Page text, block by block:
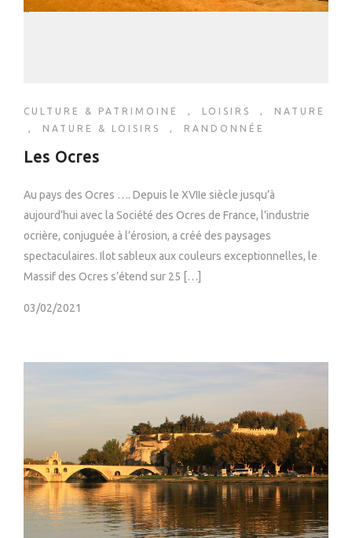
CULTURE & PATRIMOINE , LOISIRS , NATURE
, NATURE & LOISIRS , RANDONNÉE
Les Ocres
Au pays des Ocres …. Depuis le XVIIe siècle jusqu’à
aujourd’hui avec la Société des Ocres de France, l’industrie
ocrière, conjuguée à l’érosion, a créé des paysages
spectaculaires. Ilot sableux aux couleurs exceptionnelles, le
Massif des Ocres s’étend sur 25 […]
03/02/2021